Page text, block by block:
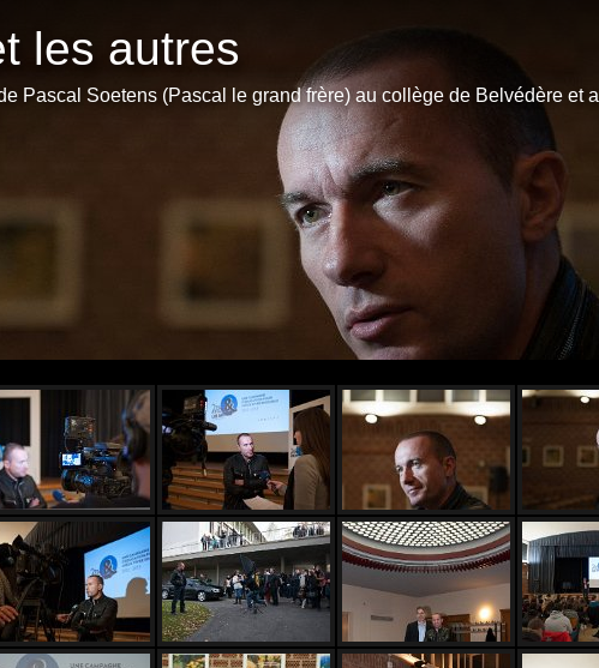
les autres
Pascal Soetens (Pascal le grand frère) au collège de Belvédère et